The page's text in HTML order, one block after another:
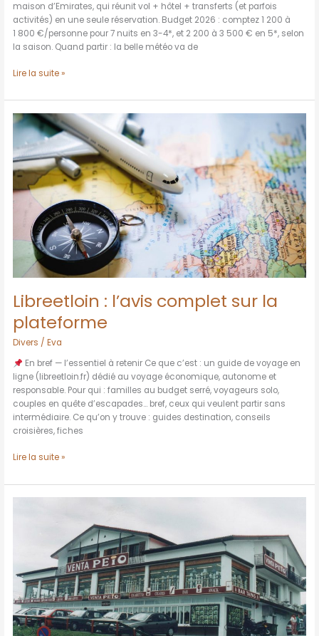
maison d’Emirates, qui réunit vol + hôtel + transferts (et parfois
activités) en une seule réservation. Budget 2026 : comptez 1 200 à
1 800 €/personne pour 7 nuits en 3-4*, et 2 200 à 3 500 € en 5*, selon
la saison. Quand partir : la belle météo va de
Lire la suite »
Libreetloin : l’avis complet sur la
plateforme
Divers /Eva
En bref — l’essentiel à retenir Ce que c’est : un guide de voyage en
ligne (libreetloin.fr) dédié au voyage économique, autonome et
responsable. Pour qui : familles au budget serré, voyageurs solo,
couples en quête d’escapades… bref, ceux qui veulent partir sans
intermédiaire. Ce qu’on y trouve : guides destination, conseils
croisières, fiches
Libreetloin
:
l’avis
complet
sur
la
plateforme
Lire la suite »
Le
guide
malin